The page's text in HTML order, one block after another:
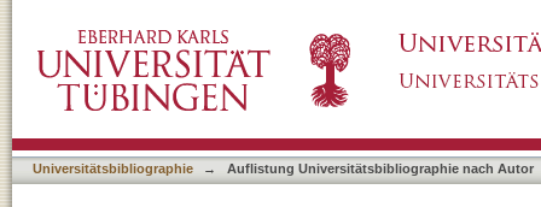
Universitätsbibliographie → Auflistung Universitätsbibliographie nach Autor